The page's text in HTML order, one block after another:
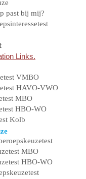
past bij mij?
VMBO
HAVO-VWO
MBO
HBO-WO
Kolb
MBO
HBO-WO